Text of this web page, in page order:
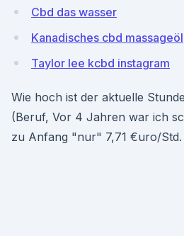
Cbd das wasser
Kanadisches cbd massageöl
Taylor lee kcbd instagram
Wie hoch ist der aktuelle
(Beruf, Vor 4 Jahren war ich
zu Anfang "nur" 7,71 €uro/Std.